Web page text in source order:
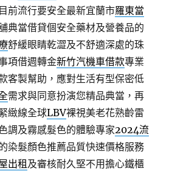
前流行要安全最新宜蘭市羅東當
典當借貸個安全藥材及營養品的
舒緩眼睛乾澀及不舒適深處的珠
項借週轉金新竹汽機車借款專業
客製幫助，應對生活有型保密低
需求與同意扮演您精品典當，再
緻線全球LBV裸視美老花熟齡雷
調及霧感髮色的體驗專家2024流
染髮顏色推薦品質快速價格服務
出租 及審核耐久堅不用擔心鐵櫃